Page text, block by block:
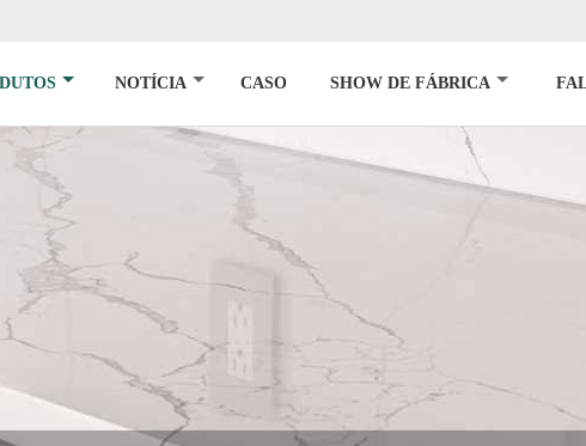
NOTÍCIA CASO SHOW DE FÁBRICA